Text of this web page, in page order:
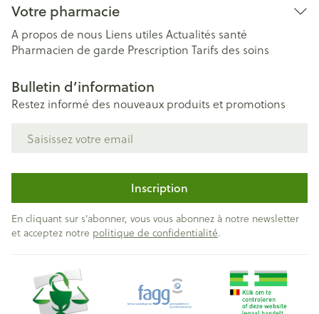
Votre pharmacie
A propos de nous Liens utiles Actualités santé
Pharmacien de garde Prescription Tarifs des soins
Bulletin d’information
Restez informé des nouveaux produits et promotions
Inscription
En cliquant sur s'abonner, vous vous abonnez à notre newsletter
et acceptez notre politique de confidentialité.